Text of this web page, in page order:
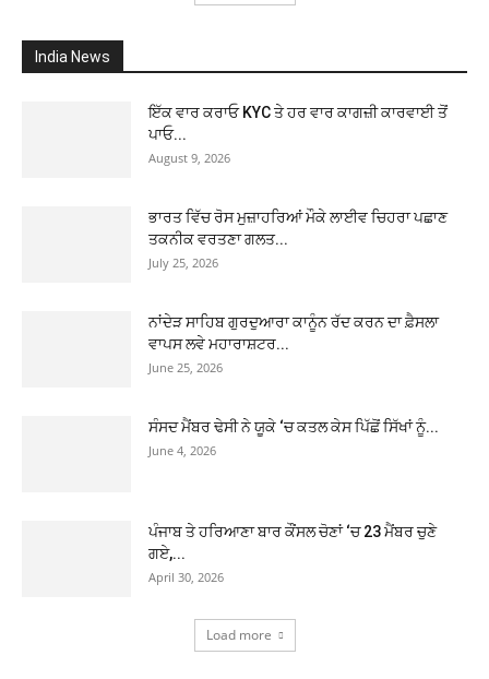
India News
ਇੱਕ ਵਾਰ ਕਰਾਓ KYC ਤੇ ਹਰ ਵਾਰ ਕਾਗਜ਼ੀ ਕਾਰਵਾਈ ਤੋਂ
ਪਾਓ...
August 9, 2026
ਭਾਰਤ ਵਿੱਚ ਰੋਸ ਮੁਜ਼ਾਹਰਿਆਂ ਮੌਕੇ ਲਾਈਵ ਚਿਹਰਾ ਪਛਾਣ
ਤਕਨੀਕ ਵਰਤਣਾ ਗਲਤ...
July 25, 2026
ਨਾਂਦੇੜ ਸਾਹਿਬ ਗੁਰਦੁਆਰਾ ਕਾਨੂੰਨ ਰੱਦ ਕਰਨ ਦਾ ਫ਼ੈਸਲਾ
ਵਾਪਸ ਲਵੇ ਮਹਾਰਾਸ਼ਟਰ...
June 25, 2026
ਸੰਸਦ ਮੈਂਬਰ ਢੇਸੀ ਨੇ ਯੂਕੇ ‘ਚ ਕਤਲ ਕੇਸ ਪਿੱਛੋਂ ਸਿੱਖਾਂ ਨੂੰ...
June 4, 2026
ਪੰਜਾਬ ਤੇ ਹਰਿਆਣਾ ਬਾਰ ਕੌਂਸਲ ਚੋਣਾਂ ‘ਚ 23 ਮੈਂਬਰ ਚੁਣੇ
ਗਏ,...
April 30, 2026
Load more